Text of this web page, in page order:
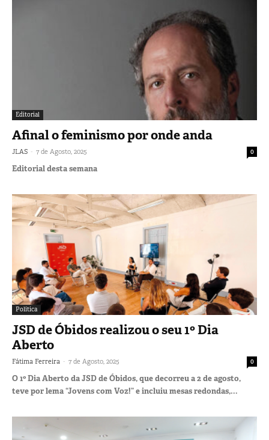
Editorial
Afinal o feminismo por onde anda
JLAS - 7 de Agosto, 2025 0
Editorial desta semana
Política
JSD de Óbidos realizou o seu 1º Dia
Aberto
Fátima Ferreira - 7 de Agosto, 2025 0
O 1º Dia Aberto da JSD de Óbidos, que decorreu a 2 de agosto,
teve por lema “Jovens com Voz!” e incluiu mesas redondas,...